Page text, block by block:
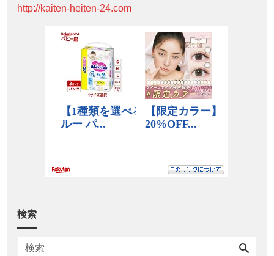
http://kaiten-heiten-24.com
検索